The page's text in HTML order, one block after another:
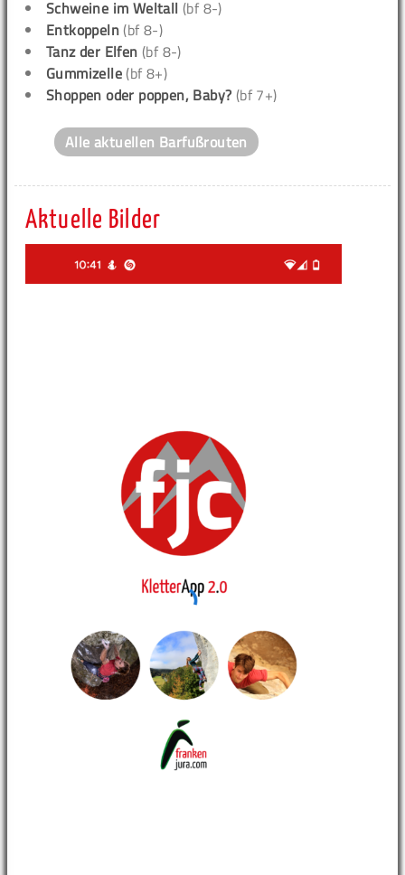
Schweine im Weltall (bf 8-)
Entkoppeln (bf 8-)
Tanz der Elfen (bf 8-)
Gummizelle (bf 8+)
Shoppen oder poppen, Baby? (bf 7+)
Alle aktuellen Barfußrouten
Aktuelle Bilder